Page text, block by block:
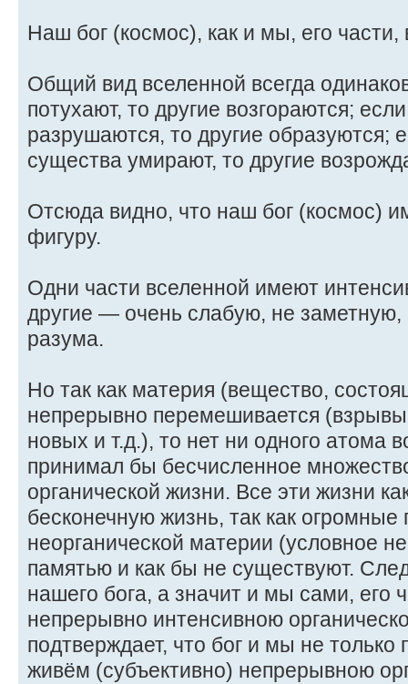
Наш бог (космос), как и мы, его
Общий вид вселенной всегда
потухают, то другие возгораются;
разрушаются, то другие образуются;
существа умирают, то другие
Отсюда видно, что наш бог (космос)
фигуру.
Одни части вселенной имеют
другие — очень слабую, не заметную,
разума.
Но так как материя (вещество,
непрерывно перемешивается (взрывы
новых и т.д.), то нет ни одного атома
принимал бы бесчисленное
органической жизни. Все эти жизни
бесконечную жизнь, так как
неорганической материи (условное
памятью и как бы не существуют.
нашего бога, а значит и мы сами, его
непрерывно интенсивною
подтверждает, что бог и мы не
живём (субъективно) непрерывною